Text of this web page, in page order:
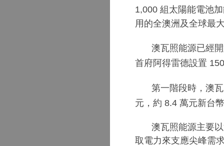
1,000 組太陽能電池
用的全澳洲及全球最
澳瓦照能源已經
首府阿得雷德設置
第一階段時，澳
元，約 8.4 萬元新台
澳瓦照能源主要
取電力來支應尖峰需